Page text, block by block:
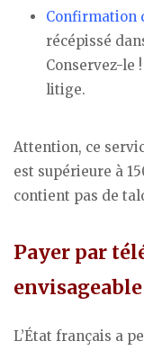
Confirmation
récépissé
Conservez-le
litige.
Attention, ce
est supérieure à
contient pas de
Payer par
envisageable
L’État français a